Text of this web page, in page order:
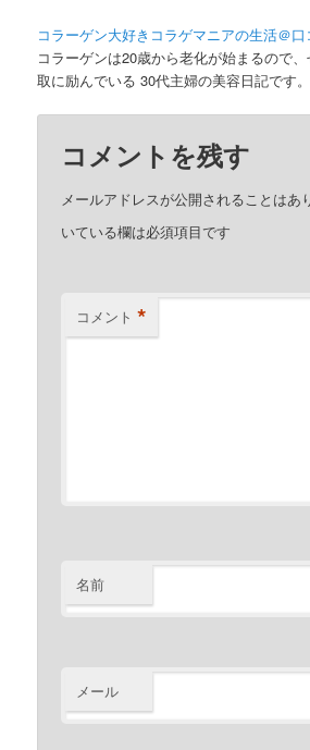
コラーゲン大好きコラゲマニアの生活＠
コラーゲンは20歳から老化が始まるので
取に励んでいる 30代主婦の美容日記です。
コメントを残す
メールアドレスが公開されることはあ
いている欄は必須項目です
コメント *
名前
メール